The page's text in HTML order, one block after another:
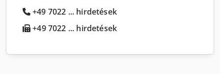
+49 7022 ... hirdetések
+49 7022 ... hirdetések